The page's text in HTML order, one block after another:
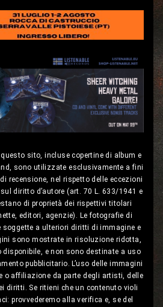
sito, incluse copertine di album e
sono utilizzate esclusivamente a fini
recensione, nel rispetto delle eccezioni
diritto d’autore (art. 70 L. 633/1941 e
di proprietà dei rispettivi titolari
editori, agenzie). Le fotografie di
soggette a ulteriori diritti di immagine e
sono mostrate in risoluzione ridotta,
e non sono destinate a uso
pubblicitario. L’uso delle immagini
o affiliazione da parte degli artisti, delle
diritti. Se ritieni che un contenuto violi
provvederemo alla verifica e, se del